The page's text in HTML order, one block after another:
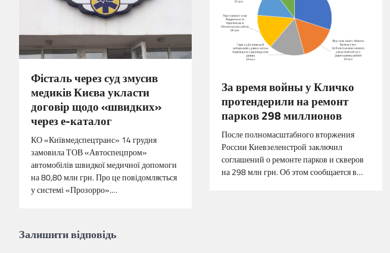
Фісталь через суд змусив
медиків Києва укласти
договір щодо «швидких»
через е-каталог
КО «Київмедспецтранс» 14 грудня
замовила ТОВ «Автоспецпром»
автомобілів швидкої медичної допомоги
на 80,80 млн грн. Про це повідомляється
у системі «Прозорро».…
За время войны у Кличко
протендерили на ремонт
парков 298 миллионов
После полномасштабного вторжения
России Киевзеленстрой заключил
соглашений о ремонте парков и скверов
на 298 млн грн. Об этом сообщается в…
Залишити відповідь